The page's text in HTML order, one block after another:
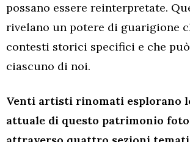
possano essere reinterpretate.
rivelano un potere di guarigione
contesti storici specifici e che
ciascuno di noi.
Venti artisti rinomati esplorano
attuale di questo patrimonio